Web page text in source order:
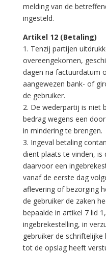
melding van de
ingesteld.
Artikel 12 (Betaling)
1. Tenzij partijen
overeengekomen,
dagen na factuurdatum
aangewezen bank- of
de gebruiker.
2. De wederpartij is niet
bedrag wegens een
in mindering te brengen.
3. Ingeval betaling
dient plaats te vinden,
daarvoor een
vanaf de eerste dag
aflevering of bezorging
de gebruiker de zaken
bepaalde in artikel 7 lid
ingebrekestelling, in
gebruiker de
tot de opslag heeft